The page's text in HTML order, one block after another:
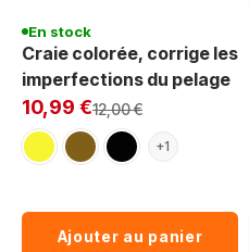
En stock
Craie colorée, corrige les
imperfections du pelage
Exclu Web:
10,99 €Prix normal
12,00 €
doré marron 'nutella'
noir +1
Ajouter au panier